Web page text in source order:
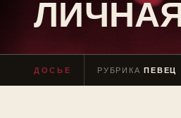
ДОСЬЕ РУБРИКАПЕВЕЦ